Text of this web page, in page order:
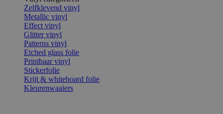
Zelfklevend vinyl
Metallic vinyl
Effect vinyl
Glitter vinyl
Patterns vinyl
Etched glass folie
Printbaar vinyl
Stickerfolie
Krijt & whiteboard folie
Kleurenwaaiers